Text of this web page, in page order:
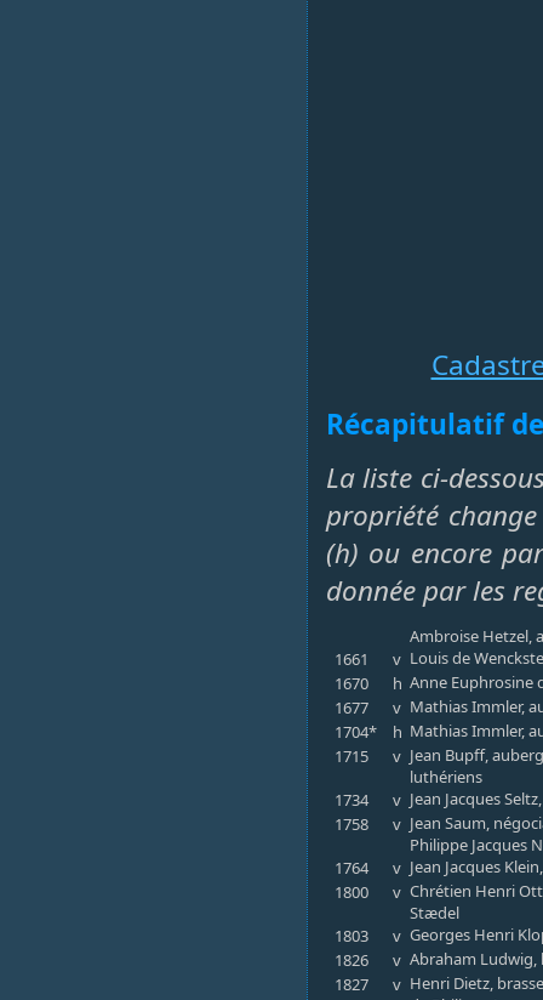
Récapitulatif
La liste ci-
propriété
(h) ou encore
donnée par les
Ambroise Hetzel,
1661
v Louis de
1670
h Anne Euphrosine
1677
v Mathias Immler,
1704*
h Mathias Immler,
1715
v Jean Bupff,
luthériens
1734
v Jean Jacques
1758
v Jean Saum,
Philippe Jacques
1764
v Jean Jacques
1800
v Chrétien Henri
Stædel
1803
v Georges Henri
1826
v Abraham Ludwig,
1827
v Henri Dietz,